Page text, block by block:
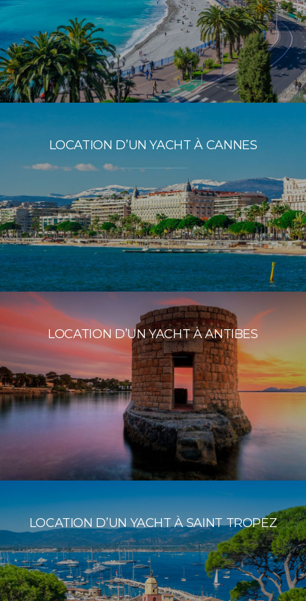
LOCATION D’UN YACHT À CANNES
LOCATION D’UN YACHT À ANTIBES
LOCATION D’UN YACHT À SAINT TROPEZ